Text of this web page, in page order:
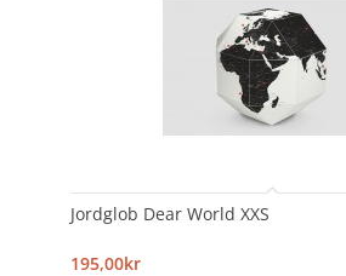
Jordglob Dear World XXS
195,00kr